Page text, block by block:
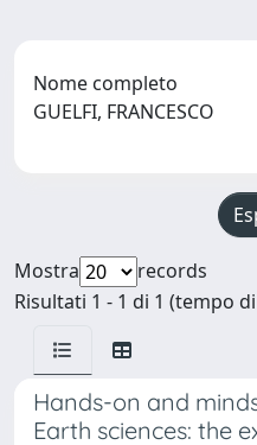
Nome completo
GUELFI, FRANCESCO
Mostra
records
Risultati 1 - 1 di 1 (tempo
Hands-on and
Earth sciences: the